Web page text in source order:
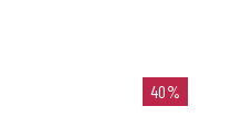
40%